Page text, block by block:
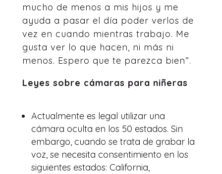
mucho de menos a mis hijos y me
ayuda a pasar el día poder verlos de
vez en cuando mientras trabajo. Me
gusta ver lo que hacen, ni más ni
menos. Espero que te parezca bien”.
Leyes sobre cámaras para niñeras
Actualmente es legal utilizar una
cámara oculta en los 50 estados. Sin
embargo, cuando se trata de grabar la
voz, se necesita consentimiento en los
siguientes estados: California,